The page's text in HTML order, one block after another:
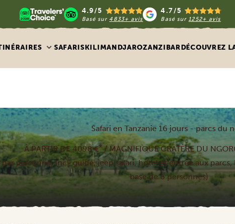
4.9/5
Basé sur 4833+ avis
4.7/5
Basé sur1252+ avis
SAFARISKILIMANDJAROZANZIBARDÉCOUVREZ
Safari en Tanzanie 16 jours - parcs du
À PARTIR DE 4098 €*/ MAGNIFIQUE CRATÈRE DU
personne, Incl. guide, jeep safari, hôtel et entrée aux
base de 6 personnes)